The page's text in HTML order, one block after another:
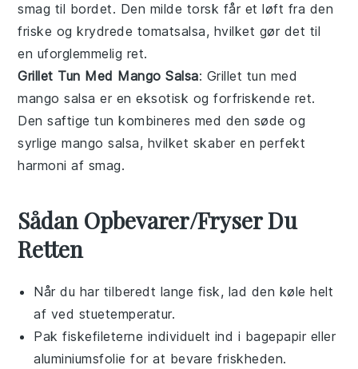
smag til bordet. Den milde torsk får et løft fra den
friske og krydrede tomatsalsa, hvilket gør det til
en uforglemmelig ret.
Grillet Tun Med Mango Salsa: Grillet tun med
mango salsa er en eksotisk og forfriskende ret.
Den saftigetun kombineres med den søde og
syrligemango salsa, hvilket skaber en perfekt
harmoni af smag.
Sådan Opbevarer/Fryser Du
Retten
Når du har tilberedt lange fisk, lad den køle helt
af ved stuetemperatur.
Pak fiskefileterne individuelt ind i bagepapir eller
aluminiumsfolie for at bevare friskheden.